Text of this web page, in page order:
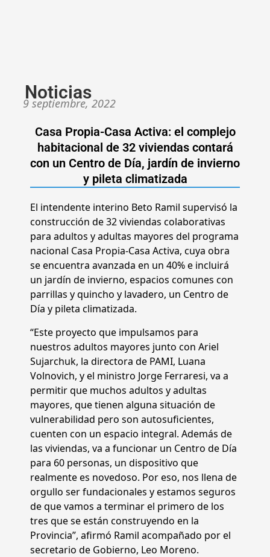
Noticias
9 septiembre, 2022
Casa Propia-Casa Activa: el complejo
habitacional de 32 viviendas contará
con un Centro de Día, jardín de invierno
y pileta climatizada
El intendente interino Beto Ramil supervisó la
construcción de 32 viviendas colaborativas
para adultos y adultas mayores del programa
nacional Casa Propia-Casa Activa, cuya obra
se encuentra avanzada en un 40% e incluirá
un jardín de invierno, espacios comunes con
parrillas y quincho y lavadero, un Centro de
Día y pileta climatizada.
“Este proyecto que impulsamos para
nuestros adultos mayores junto con Ariel
Sujarchuk, la directora de PAMI, Luana
Volnovich, y el ministro Jorge Ferraresi, va a
permitir que muchos adultos y adultas
mayores, que tienen alguna situación de
vulnerabilidad pero son autosuficientes,
cuenten con un espacio integral. Además de
las viviendas, va a funcionar un Centro de Día
para 60 personas, un dispositivo que
realmente es novedoso. Por eso, nos llena de
orgullo ser fundacionales y estamos seguros
de que vamos a terminar el primero de los
tres que se están construyendo en la
Provincia”, afirmó Ramil acompañado por el
secretario de Gobierno, Leo Moreno.